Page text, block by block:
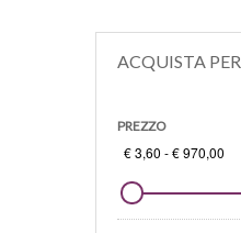
ACQUISTA PER
PREZZO